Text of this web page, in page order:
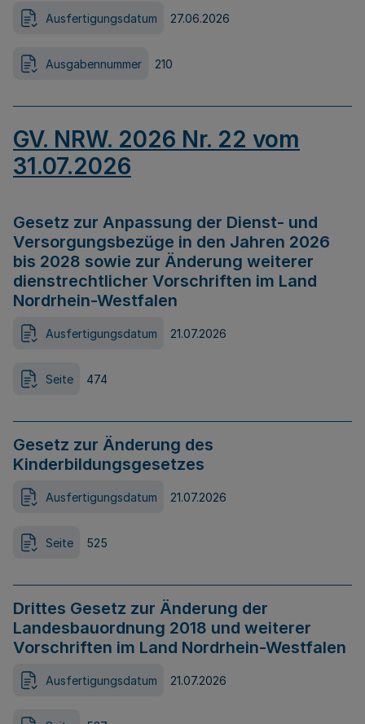
Ausfertigungsdatum 27.06.2026
Ausgabennummer 210
GV. NRW. 2026 Nr. 22 vom
31.07.2026
Gesetz zur Anpassung der Dienst- und
Versorgungsbezüge in den Jahren 2026
bis 2028 sowie zur Änderung weiterer
dienstrechtlicher Vorschriften im Land
Nordrhein-Westfalen
Ausfertigungsdatum 21.07.2026
Seite 474
Gesetz zur Änderung des
Kinderbildungsgesetzes
Ausfertigungsdatum 21.07.2026
Seite 525
Drittes Gesetz zur Änderung der
Landesbauordnung 2018 und weiterer
Vorschriften im Land Nordrhein-Westfalen
Ausfertigungsdatum 21.07.2026